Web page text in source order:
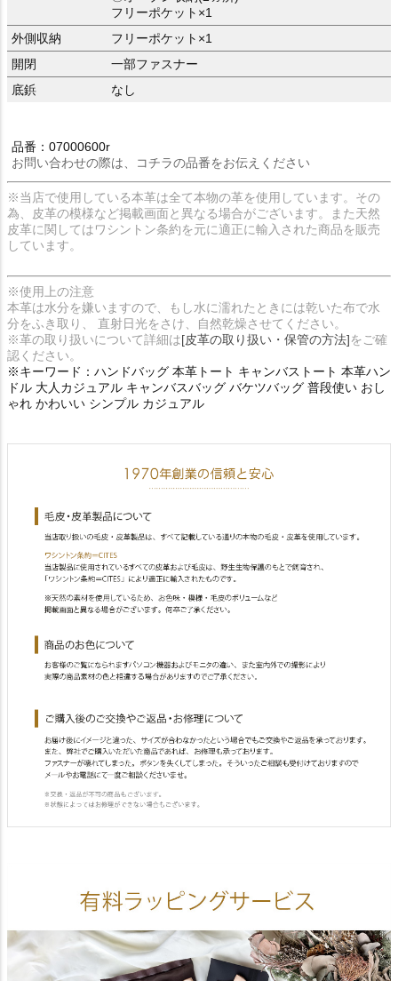
フリーポケット×1
外側収納
フリーポケット×1
開閉
一部ファスナー
底鋲
なし
品番：07000600r
お問い合わせの際は、コチラの品番をお伝えください
※当店で使用している本革は全て本物の革を使用しています。その
為、皮革の模様など掲載画面と異なる場合がございます。また天然
皮革に関してはワシントン条約を元に適正に輸入された商品を販売
しています。
※使用上の注意
本革は水分を嫌いますので、もし水に濡れたときには乾いた布で水
分をふき取り、 直射日光をさけ、自然乾燥させてください。
※革の取り扱いについて詳細は[皮革の取り扱い・保管の方法]をご確
認ください。
※キーワード：ハンドバッグ 本革トート キャンバストート 本革ハン
ドル 大人カジュアル キャンバスバッグ バケツバッグ 普段使い おし
ゃれ かわいい シンプル カジュアル